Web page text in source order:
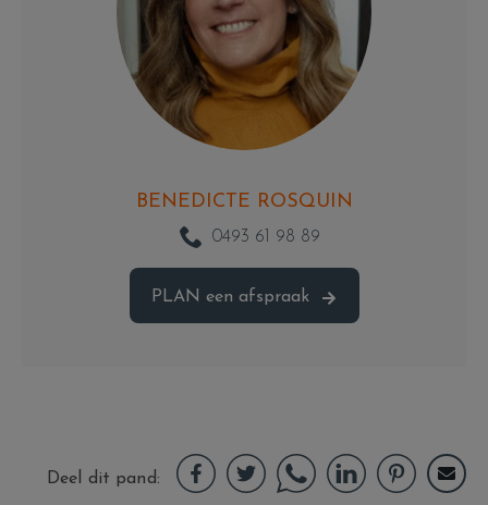
Deel dit pand
PLAN een afspraak
BENEDICTE ROSQUIN
0493 61 98 89